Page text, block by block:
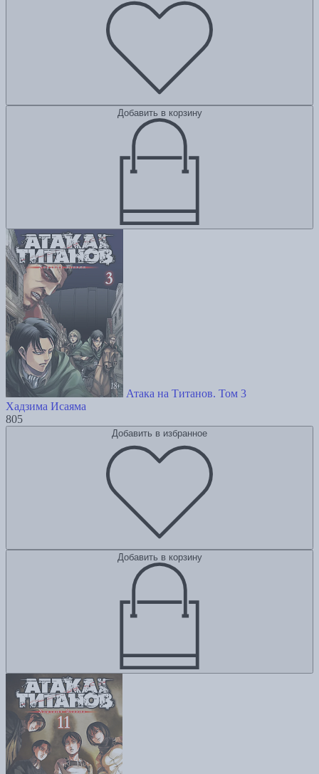
Добавить в корзину
Атака на Титанов. Том 3
Хадзима Исаяма
805
Добавить в избранное
Добавить в корзину